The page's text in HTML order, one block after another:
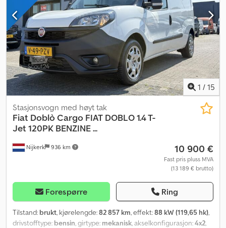
1 / 15
Nijkerk 936 km
Stasjonsvogn med høyt tak
Fiat Doblò Cargo FIAT DOBLO 1.4 T-
Jet 120PK BENZINE ...
10 900 €
Fast pris pluss MVA
(13 189 € brutto)
Forespørre Ring
Tilstand: brukt, kjørelengde:82 857 km, effekt:88 kW (119,65 hk),
drivstofftype: bensin , girtype: mekanisk , akselkonfigurasjon:4x2